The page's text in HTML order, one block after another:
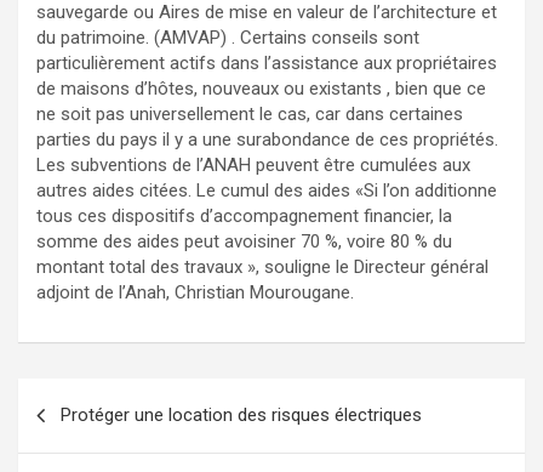
sauvegarde ou Aires de mise en valeur de l’architecture et
du patrimoine. (AMVAP) . Certains conseils sont
particulièrement actifs dans l’assistance aux propriétaires
de maisons d’hôtes, nouveaux ou existants , bien que ce
ne soit pas universellement le cas, car dans certaines
parties du pays il y a une surabondance de ces propriétés.
Les subventions de l’ANAH peuvent être cumulées aux
autres aides citées. Le cumul des aides «Si l’on additionne
tous ces dispositifs d’accompagnement financier, la
somme des aides peut avoisiner 70 %, voire 80 % du
montant total des travaux », souligne le Directeur général
adjoint de l’Anah, Christian Mourougane.
Protéger une location des risques électriques